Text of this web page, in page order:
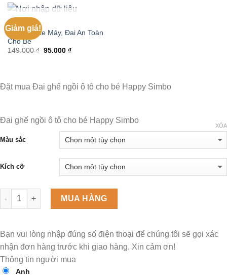
Giảm giá!HẾT HÀNG
MẸ & BÉ
Đai Ngồi Xe Máy, Đai An Toàn
Cho Bé
149.000₫ 95.000 ₫
Đặt mua Đai ghế ngồi ô tô cho bé Happy Simbo
Đai ghế ngồi ô tô cho bé Happy Simbo
Màu sắc
Kích cỡ
XÓA
Số lượng MUA HÀNG
Bạn vui lòng nhập đúng số điện thoại để chúng tôi sẽ gọi xác
nhận đơn hàng trước khi giao hàng. Xin cảm ơn!
Thông tin người mua
Anh